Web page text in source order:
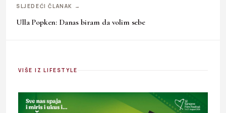
SLJEDEĆI ČLANAK →
Ulla Popken: Danas biram da volim sebe
VIŠE IZ LIFESTYLE